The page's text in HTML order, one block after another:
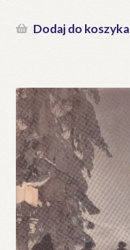
Dodaj do koszyka